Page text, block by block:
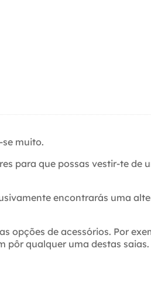
muito.
para que possas vestir-te de
encontrarás uma
opções de acessórios. Por
pôr qualquer uma destas saias.